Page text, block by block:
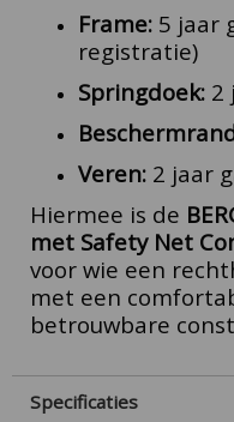
Frame: 5 jaar
registratie)
Springdoek: 2
Veren: 2 jaar
Hiermee is de
met Safety Net
voor wie een
met een
betrouwbare
Specificaties